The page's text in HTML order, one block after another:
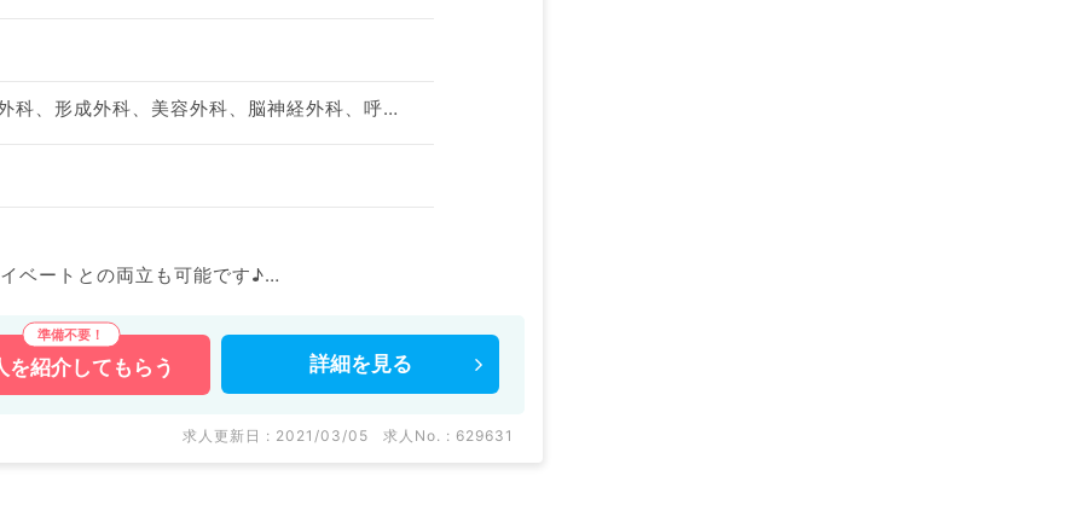
神経内科、小児科、整形外科、形成外科、美容外科、脳神経外科、呼吸器外科、心臓血管外科、小児外科、泌尿器科、産婦人科、産科、婦人科、麻酔科、一般内科、循環器内科、呼吸器内科、消化器内科、内分泌・代謝内科、腎臓内科、老年内科、血液内科、外科系全般、一般外科、消化器外科、乳腺外科、膠原病科、スポーツ整形外科、大腸・肛門外科
ベートとの両立も可能です♪
の医療機関求人はもちろんのこと、
を紹介してもらう 詳細を 見る
求人更新日 : 2021/03/05 求人No. : 629631